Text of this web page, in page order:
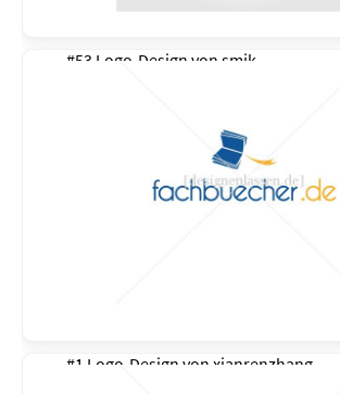
#53 Logo-Design von smik
#1 Logo-Design von xianrenzhang